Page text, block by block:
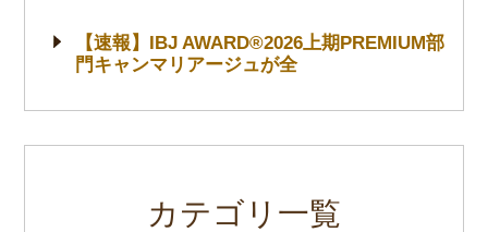
【速報】IBJ AWARD®2026上期PREMIUM部
門キャンマリアージュが全
カテゴリ一覧